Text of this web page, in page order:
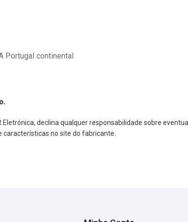
Portugal continental
declina qualquer responsabilidade sobre
no site do fabricante.